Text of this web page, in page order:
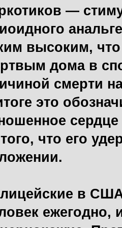
—
высоким,
дома в
смерти
это
что его
в
ежегодно,